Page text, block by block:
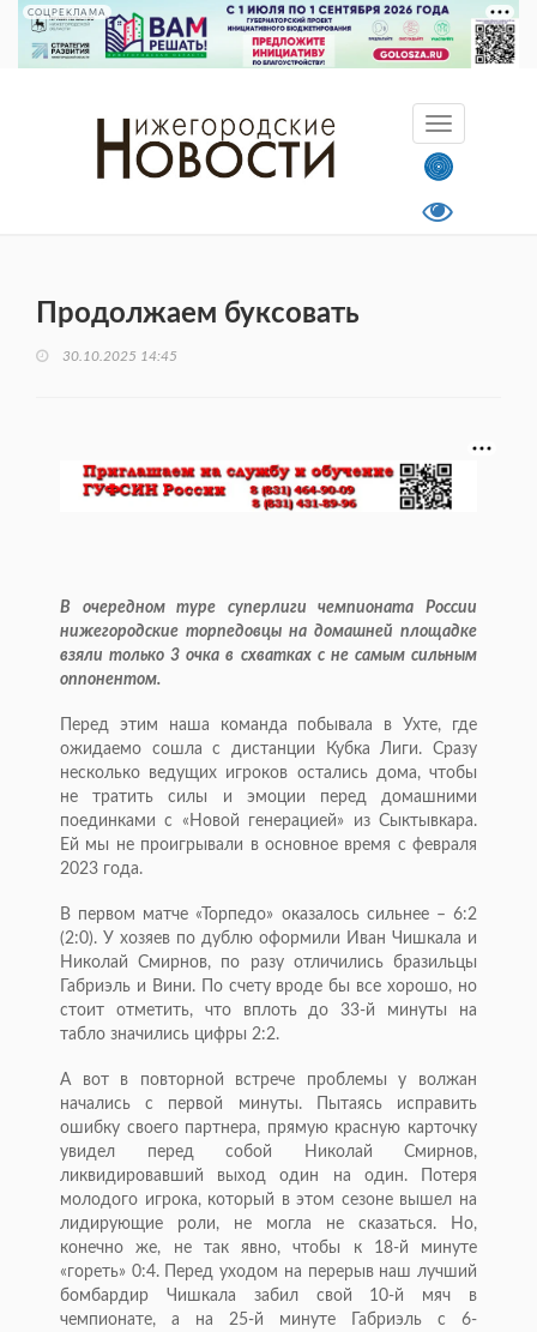
СОЦРЕКЛАМА
Продолжаем буксовать
30.10.2025 14:45
В очередном туре суперлиги чемпионата России
нижегородские торпедовцы на домашней площадке
взяли только 3 очка в схватках с не самым сильным
оппонентом.
Перед этим наша команда побывала в Ухте, где
ожидаемо сошла с дистанции Кубка Лиги. Сразу
несколько ведущих игроков остались дома, чтобы
не тратить силы и эмоции перед домашними
поединками с «Новой генерацией» из Сыктывкара.
Ей мы не проигрывали в основное время с февраля
2023 года.
В первом матче «Торпедо» оказалось сильнее – 6:2
(2:0). У хозяев по дублю оформили Иван Чишкала и
Николай Смирнов, по разу отличились бразильцы
Габриэль и Вини. По счету вроде бы все хорошо, но
стоит отметить, что вплоть до 33-й минуты на
табло значились цифры 2:2.
А вот в повторной встрече проблемы у волжан
начались с первой минуты. Пытаясь исправить
ошибку своего партнера, прямую красную карточку
увидел перед собой Николай Смирнов,
ликвидировавший выход один на один. Потеря
молодого игрока, который в этом сезоне вышел на
лидирующие роли, не могла не сказаться. Но,
конечно же, не так явно, чтобы к 18-й минуте
«гореть» 0:4. Перед уходом на перерыв наш лучший
бомбардир Чишкала забил свой 10-й мяч в
чемпионате, а на 25-й минуте Габриэль с 6-